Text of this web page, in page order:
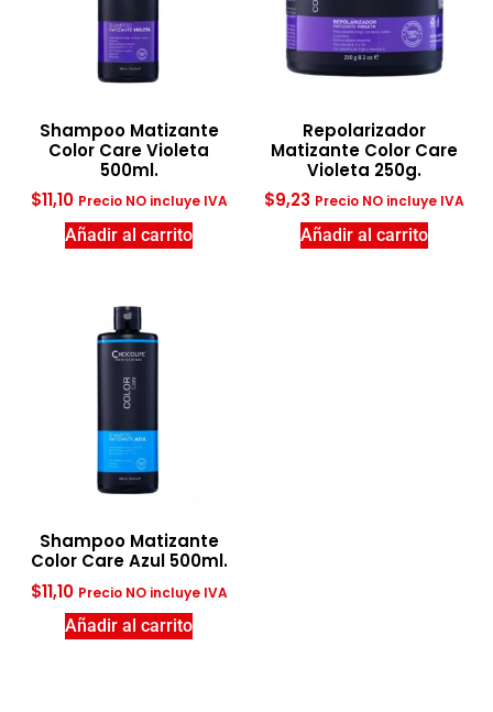
Shampoo Matizante
Color Care Violeta
500ml.
$11,10 Precio NO incluye IVA
Añadir al carrito
Repolarizador
Matizante Color Care
Violeta 250g.
$9,23 Precio NO incluye IVA
Añadir al carrito
Shampoo Matizante
Color Care Azul 500ml.
$11,10 Precio NO incluye IVA
Añadir al carrito